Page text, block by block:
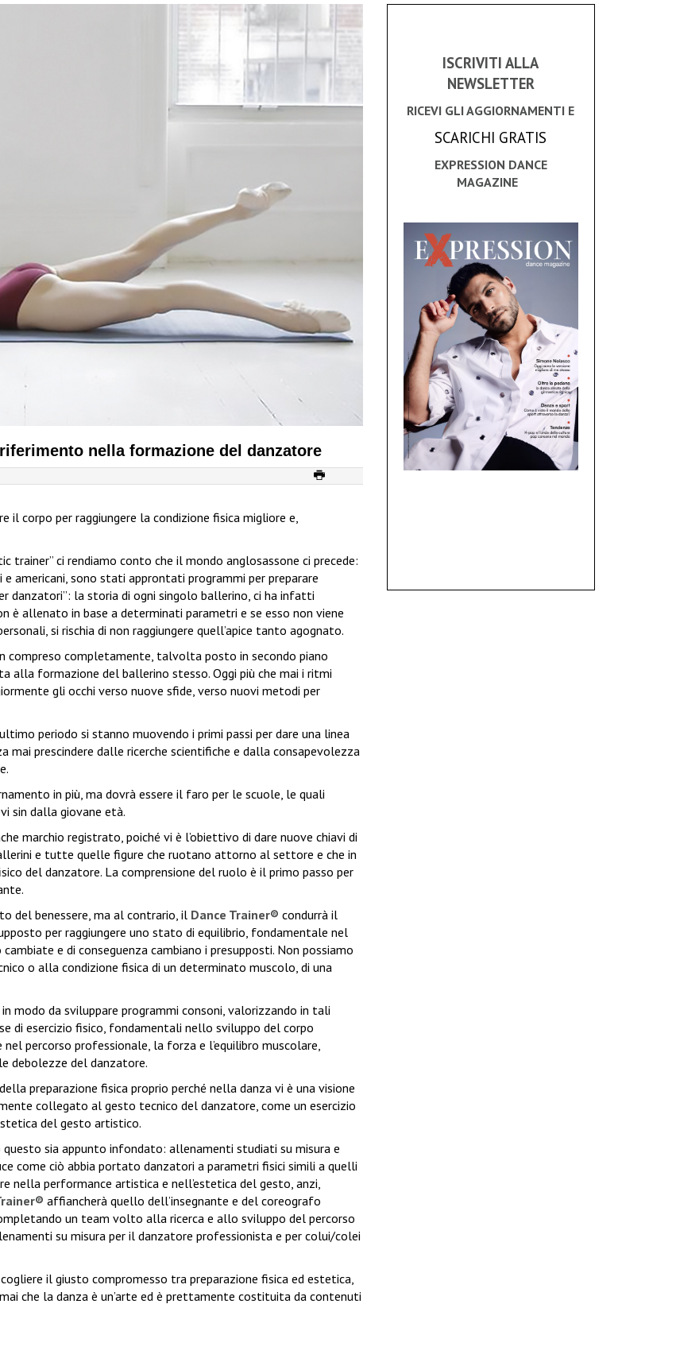
nella formazione del danzatore
corpo per raggiungere la condizione fisica migliore e,
trainer” ci rendiamo conto che il mondo anglosassone ci precede:
americani, sono stati approntati programmi per preparare
danzatori”: la storia di ogni singolo ballerino, ci ha infatti
è allenato in base a determinati parametri e se esso non viene
si rischia di non raggiungere quell’apice tanto agognato.
compreso completamente, talvolta posto in secondo piano
alla formazione del ballerino stesso. Oggi più che mai i ritmi
gli occhi verso nuove sfide, verso nuovi metodi per
periodo si stanno muovendo i primi passi per dare una linea
mai prescindere dalle ricerche scientifiche e dalla consapevolezza
in più, ma dovrà essere il faro per le scuole, le quali
sin dalla giovane età.
marchio registrato, poiché vi è l’obiettivo di dare nuove chiavi di
e tutte quelle figure che ruotano attorno al settore e che in
del danzatore. La comprensione del ruolo è il primo passo per
del benessere, ma al contrario, il Dance Trainer® condurrà il
per raggiungere uno stato di equilibrio, fondamentale nel
e di conseguenza cambiano i presupposti. Non possiamo
o alla condizione fisica di un determinato muscolo, di una
da sviluppare programmi consoni, valorizzando in tali
di esercizio fisico, fondamentali nello sviluppo del corpo
percorso professionale, la forza e l’equilibro muscolare,
debolezze del danzatore.
preparazione fisica proprio perché nella danza vi è una visione
collegato al gesto tecnico del danzatore, come un esercizio
del gesto artistico.
sia appunto infondato: allenamenti studiati su misura e
come ciò abbia portato danzatori a parametri fisici simili a quelli
nella performance artistica e nell’estetica del gesto, anzi,
affiancherà quello dell’insegnante e del coreografo
un team volto alla ricerca e allo sviluppo del percorso
su misura per il danzatore professionista e per colui/colei
il giusto compromesso tra preparazione fisica ed estetica,
che la danza è un’arte ed è prettamente costituita da contenuti
ISCRIVITI ALLA
NEWSLETTER
RICEVI GLI AGGIORNAMENTI E
SCARICHI GRATIS
EXPRESSION DANCE
MAGAZINE